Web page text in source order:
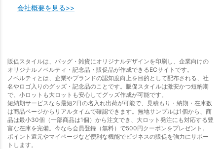
会社概要を見る>>
販促スタイルは、バッグ・雑貨にオリジナルデザインを印刷し、企業向けの
オリジナルノベルティ・記念品・販促品が作成できるECサイトです。
ノベルティとは、企業やブランドの認知度向上を目的として配布される、社
名やロゴ入りのグッズ・記念品のことです。販促スタイルは激安かつ短納期
で、小ロットも大ロットも安心してグッズ作成が可能です。
短納期サービスなら最短2日の名入れ出荷が可能で、見積もり・納期・在庫数
は商品ページからリアルタイムで確認できます。無地サンプルは1個から、商
品は最小30個（一部商品は1個）から注文でき、大ロット発注にも対応する豊
富な在庫を完備。今なら会員登録（無料）で500円クーポンをプレゼント。
ポイント還元やマイページなど便利な機能でビジネスの販促を強力にサポー
トします。